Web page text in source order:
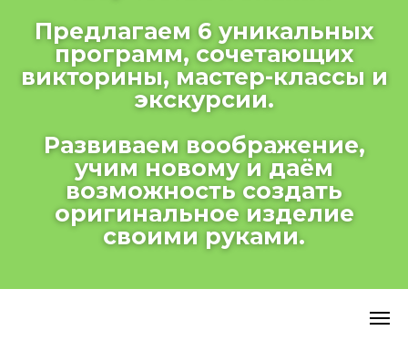
Предлагаем 6 уникальных
программ, сочетающих
викторины, мастер-классы и
экскурсии.
Развиваем воображение,
учим новому и даём
возможность создать
оригинальное изделие
своими руками.